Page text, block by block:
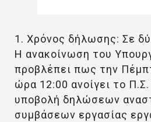
1. Χρόνος δήλωσης: Σε
Η ανακοίνωση του
προβλέπει πως την
ώρα 12:00 ανοίγει το
υποβολή δηλώσεων
συμβάσεων εργασίας